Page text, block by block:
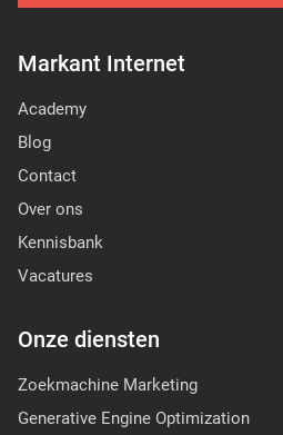
Markant Internet
Academy
Blog
Contact
Over ons
Kennisbank
Vacatures
Onze diensten
Zoekmachine Marketing
Generative Engine Optimization